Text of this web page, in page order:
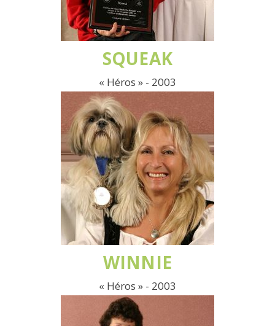
SQUEAK
« Héros » - 2003
WINNIE
« Héros » - 2003